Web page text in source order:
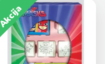
Akcija